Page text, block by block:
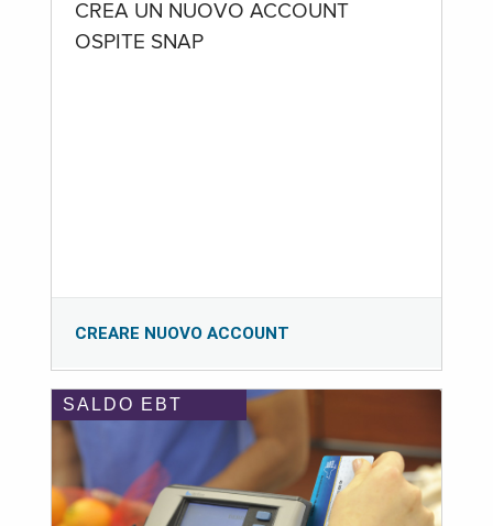
CREA UN NUOVO ACCOUNT
OSPITE SNAP
CREARE NUOVO ACCOUNT
SALDO EBT